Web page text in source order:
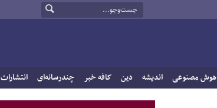
هوش مصنوعی اندیشه دین کافه خبر چندرسانه‌ای انتشارات